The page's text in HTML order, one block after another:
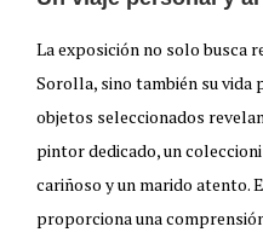
La exposición no solo
Sorolla, sino también su vida
objetos seleccionados
pintor dedicado, un
cariñoso y un marido atento.
proporciona una